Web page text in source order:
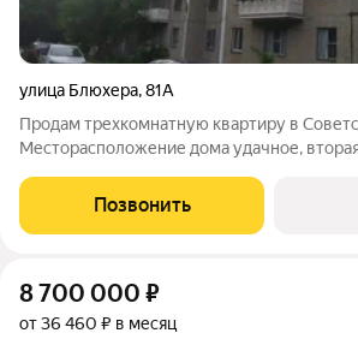
улица Блюхера,81А
Продам трехкомнатную квартиру в
Месторасположение дома удачное,
стороны света.Позвонить
8 700 000 ₽
от 36 460 ₽ в месяц